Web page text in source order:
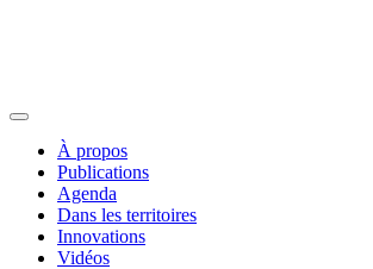
À propos
Publications
Agenda
Dans les territoires
Innovations
Vidéos